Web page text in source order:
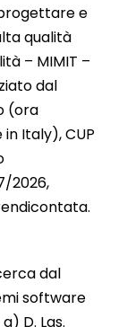
e
qualità
– MIMIT –
dal
(ora
Italy), CUP
2026,
dal
software
D. Lgs.